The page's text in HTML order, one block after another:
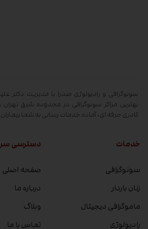
سونوگرافی و رادیولوژی صدرا با مدیریت دکتر
بهترین مراکز سونوگرافی در محدوده شرق تهران
کادری حرفه ای، آماده خدمات رسانی به شما
خدمات
سونوگرافی
زنان باردار
ماموگرافی دیجیتال
رادیولوژی
دسترسی
صفحه اصلی
درباره ما
وبلاگ
تماس با ما